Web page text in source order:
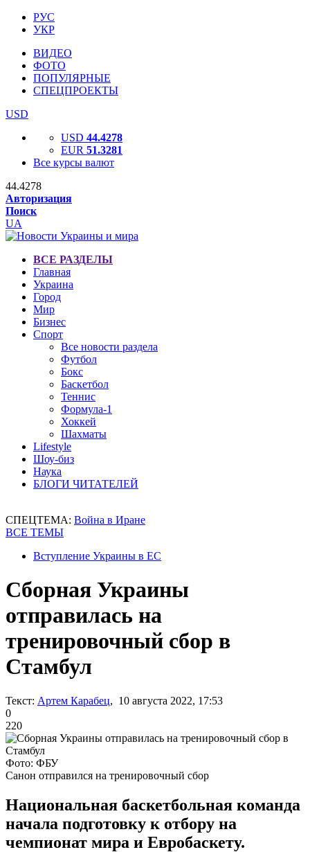
РУС
УКР
ВИДЕО
ФОТО
ПОПУЛЯРНЫЕ
СПЕЦПРОЕКТЫ
USD
USD 44.4278
EUR 51.3281
Все курсы валют
44.4278
Авторизация
Поиск
UA
ВСЕ РАЗДЕЛЫ
Главная
Украина
Город
Мир
Бизнес
Спорт
Все новости раздела
Футбол
Бокс
Баскетбол
Теннис
Формула-1
Хоккей
Шахматы
Lifestyle
Шоу-биз
Наука
БЛОГИ ЧИТАТЕЛЕЙ
СПЕЦТЕМА: Война в Иране
ВСЕ ТЕМЫ
Вступление Украины в ЕС
Сборная Украины
отправилась на
тренировочный сбор в
Стамбул
Текст: Артем Карабец, 10 августа 2022, 17:53
0
220
Фото: ФБУ
Санон отправился на тренировочный сбор
Национальная баскетбольная команда
начала подготовку к отбору на
чемпионат мира и Евробаскету.